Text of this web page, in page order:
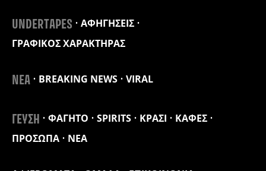
UNDERTAPES
ΑΦΗΓΗΣΕΙΣ
ΓΡΑΦΙΚΟΣ ΧΑΡΑΚΤΗΡΑΣ
ΝΕΑ BREAKING NEWS VIRAL
ΓΕΥΣΗ ΦΑΓΗΤΟ SPIRITS ΚΡΑΣΙ
ΚΑΦΕΣ
ΠΡΟΣΩΠΑ
ΝΕΑ